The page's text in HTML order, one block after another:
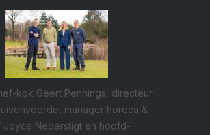
kok Geert Pennings, directeur
manager horeca &
Joyce Nederstigt en hoofd-